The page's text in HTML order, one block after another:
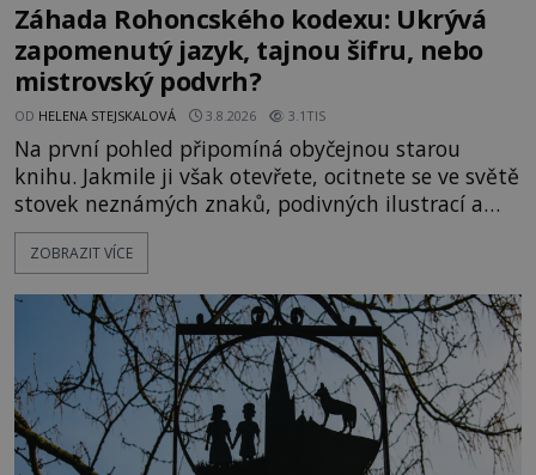
Záhada Rohoncského kodexu: Ukrývá
zapomenutý jazyk, tajnou šifru, nebo
mistrovský podvrh?
OD HELENA STEJSKALOVÁ 3.8.2026 3.1TIS
Na první pohled připomíná obyčejnou starou
knihu. Jakmile ji však otevřete, ocitnete se ve světě
stovek neznámých znaků, podivných ilustrací a
textu, který už téměř dvě století vzdoruje všem
pokusům o rozluštění. Rohoncský kodex patří mezi
jistotou neví, kdo jej napsal, kdy vznikl ani co
vlastně vypráví. Rohoncský kodex se poprvé
objevuje v roce
ZOBRAZIT VÍCE